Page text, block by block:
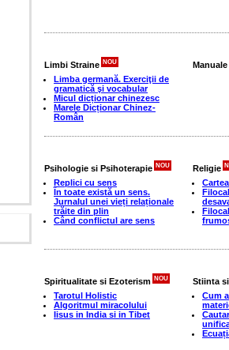
Limbi Straine NOU
Limba germană. Exerciţii de
gramatică şi vocabular
Micul dicționar chinezesc
Marele Dicționar Chinez-
Român
Psihologie si Psihoterapie NOU
Replici cu sens
În toate există un sens.
Jurnalul unei vieți relaționale
trăite din plin
Când conflictul are sens
Religie
Spiritualitate si Ezoterism NOU
Tarotul Holistic
Algoritmul miracolului
Iisus in India si in Tibet
Stiinta
Cum